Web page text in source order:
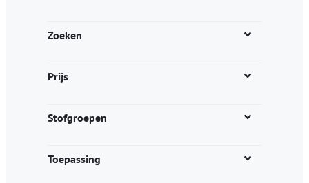
Zoeken
Prijs
Stofgroepen
Toepassing
kan
op
productpagina